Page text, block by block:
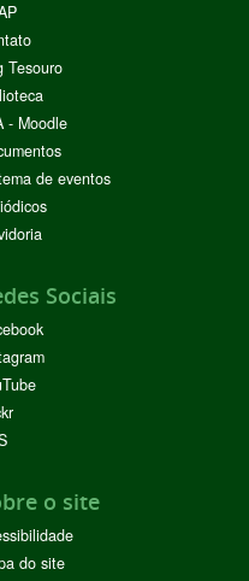
Tesouro
- Moodle
de eventos
Sociais
o site
do site